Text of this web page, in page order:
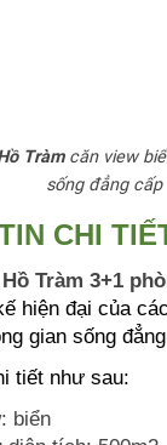
Tràm căn view
sống đẳng cấp
CHI
Tràm 3+1
hiện đại của
gian sống
tiết như sau:
biển